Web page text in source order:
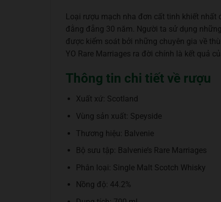
Loại rượu mạch nha đơn cất tinh khiết
đằng đẵng 30 năm. Người ta sử dụng
được kiểm soát bởi những chuyên gia về
YO Rare Marriages ra đời chính là kết quả
Thông tin chi tiết về rượu
Xuất xứ: Scotland
Vùng sản xuất: Speyside
Thương hiệu: Balvenie
Bộ sưu tập: Balvenie’s Rare Marriages
Phân loại: Single Malt Scotch Whisky
Nồng độ: 44.2%